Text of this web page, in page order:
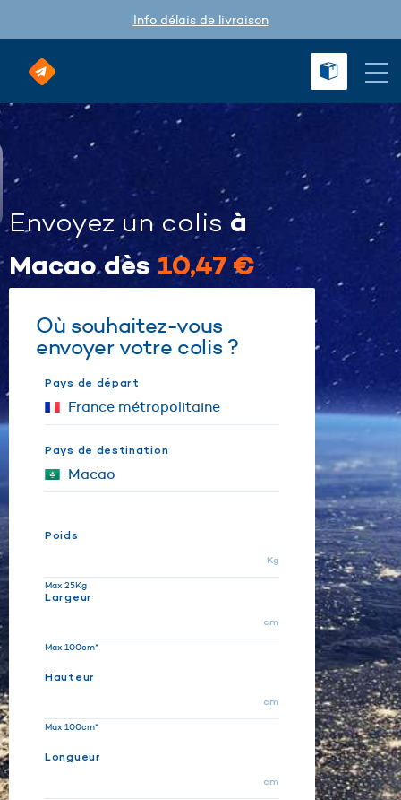
Info délais de livraison
Envoyez un colis à
Macao dès 10,47 €
Où souhaitez-vous
envoyer votre colis ?
Pays de départ
Pays de destination
Poids
Kg
Max 25Kg
Largeur
cm
Max 100cm*
Hauteur
cm
Max 100cm*
Longueur
cm